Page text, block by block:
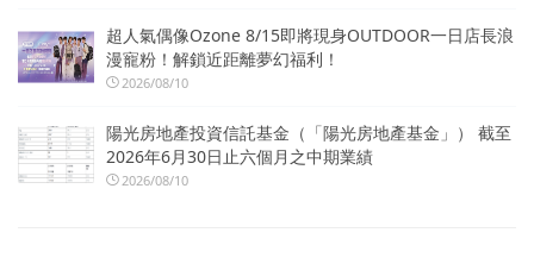
超人氣偶像Ozone 8/15即將現身OUTDOOR一日店長浪
漫寵粉！解鎖近距離夢幻福利！
2026/08/10
陽光房地產投資信託基金（「陽光房地產基金」） 截至
2026年6月30日止六個月之中期業績
2026/08/10